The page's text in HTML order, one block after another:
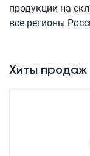
продукции на
все регионы
Хиты продаж